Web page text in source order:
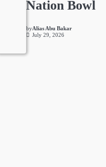
Nation Bowl
byAlias Abu Bakar
July 29, 2026